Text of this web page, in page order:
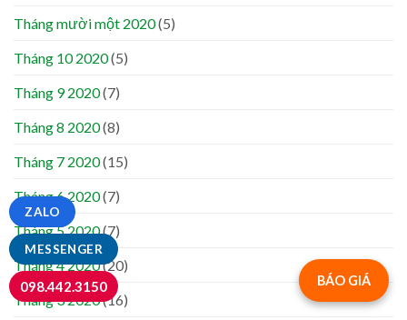
Tháng mười một 2020(5)
Tháng 10 2020(5)
Tháng 9 2020(7)
Tháng 8 2020(8)
Tháng 7 2020(15)
Tháng 6 2020(7)
Tháng 5 2020(7)
Tháng 4 2020(20)
Tháng 3 2020(16)
BÁO GIÁ
MESSENGER
ZALO
098.442.3150